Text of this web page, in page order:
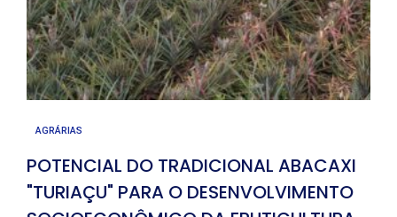
AGRÁRIAS
POTENCIAL DO TRADICIONAL ABACAXI
"TURIAÇU" PARA O DESENVOLVIMENTO